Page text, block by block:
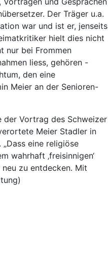
Der Träger u.a.
war und ist er, jenseits
hielt dies nicht
nur bei Frommen
liess, gehören -
den eine
Meier an der Senioren-
der Vortrag des Schweizer
Meier Stadler in
eine religiöse
wahrhaft ‚freisinnigen‘
neu zu entdecken. Mit